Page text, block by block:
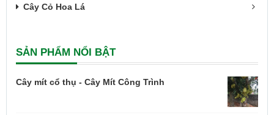
Cây Cỏ Hoa Lá
SẢN PHẨM NỔI BẬT
Cây mít cổ thụ - Cây Mít Công Trình